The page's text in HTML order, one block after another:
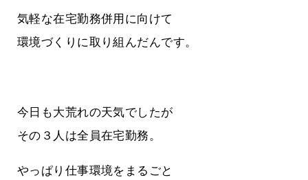
気軽な在宅勤務併用に向けて
環境づくりに取り組んだんです。
今日も大荒れの天気でしたが
その３人は全員在宅勤務。
やっぱり仕事環境をまるごと